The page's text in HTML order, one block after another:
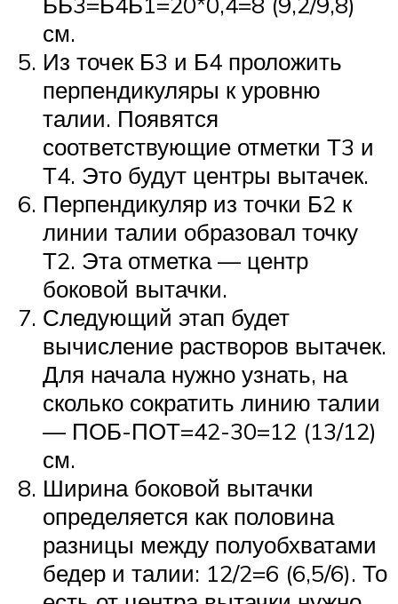
см.
Из точек Б3 и Б4 проложить
перпендикуляры к уровню
талии. Появятся
соответствующие отметки Т3 и
Т4. Это будут центры вытачек.
Перпендикуляр из точки Б2 к
линии талии образовал точку
Т2. Эта отметка — центр
боковой вытачки.
Следующий этап будет
вычисление растворов вытачек.
Для начала нужно узнать, на
сколько сократить линию талии
— ПОБ-ПОТ=42-30=12 (13/12)
см.
Ширина боковой вытачки
определяется как половина
разницы между полуобхватами
бедер и талии: 12/2=6 (6,5/6). То